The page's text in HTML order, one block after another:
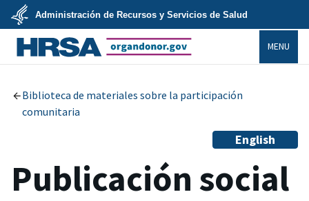
Skip
main
content
U.S.
Department
of
Health
Services
Administración de Recursos y Servicios de Salud
MENU
Biblioteca de materiales sobre la participación
comunitaria
English
Publicación social